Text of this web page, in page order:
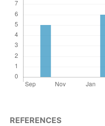
REFERENCES